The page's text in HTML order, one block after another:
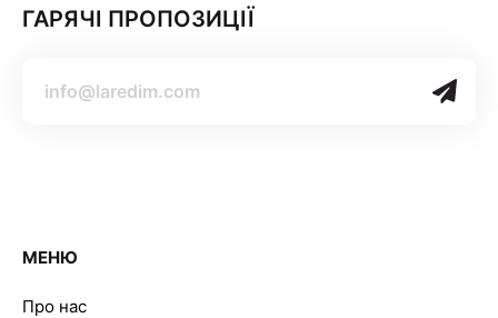
ГАРЯЧІ ПРОПОЗИЦІЇ
МЕНЮ
Про нас